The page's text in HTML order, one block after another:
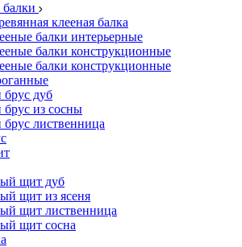
клееная балка
балки интерьерные
балки конструкционные
балки конструкционные
дуб
из сосны
лиственница
щит дуб
щит из ясеня
щит лиственница
щит сосна